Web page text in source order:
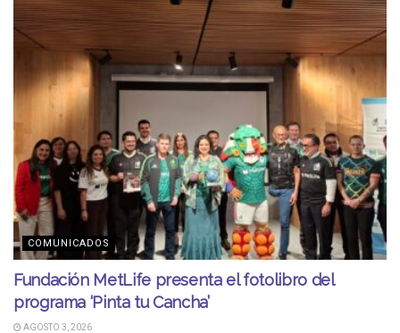
COMUNICADOS
Fundación MetLife presenta el fotolibro del
programa ‘Pinta tu Cancha’
AGOSTO 3, 2026